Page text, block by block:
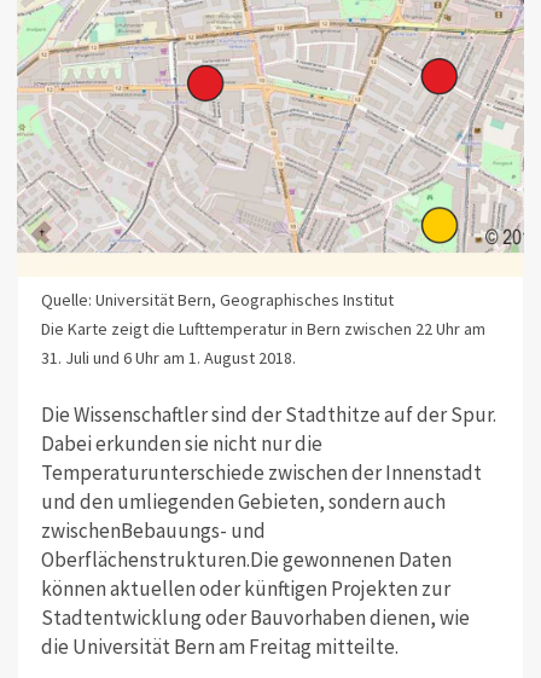
Quelle: Universität Bern, Geographisches Institut
Die Karte zeigt die Lufttemperatur in Bern zwischen 22 Uhr am
31. Juli und 6 Uhr am 1. August 2018.
Die Wissenschaftler sind der Stadthitze auf der Spur.
Dabei erkunden sie nicht nur die
Temperaturunterschiede zwischen der Innenstadt
und den umliegenden Gebieten, sondern auch
zwischenBebauungs- und
Oberflächenstrukturen.Die gewonnenen Daten
können aktuellen oder künftigen Projekten zur
Stadtentwicklung oder Bauvorhaben dienen, wie
die Universität Bern am Freitag mitteilte.